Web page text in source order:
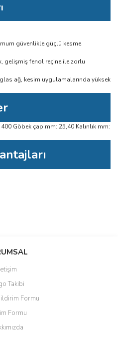
güvenlikle güçlü kesme
gelişmiş fenol reçine ile zorlu
ağ, kesim uygulamalarında yüksek
Göbek çap mm: 25,40 Kalınlık mm:
görüntülenemiyor.
bulunuyor.
Takibi
Formu
Formu